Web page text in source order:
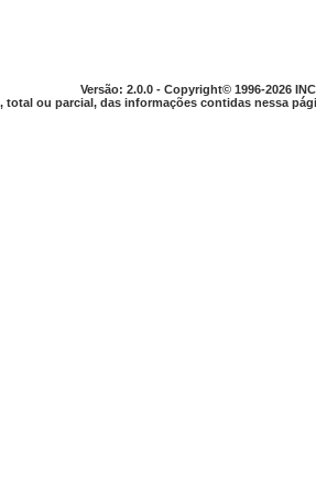
Versão: 2.0.0 - Copyright© 1996-2026
total ou parcial, das informações contidas nessa